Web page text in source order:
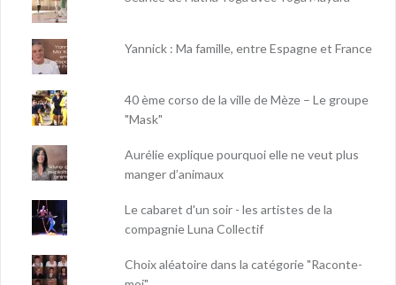
Yannick : Ma famille, entre Espagne et France
40 ème corso de la ville de Mèze – Le groupe
"Mask"
Aurélie explique pourquoi elle ne veut plus
manger d’animaux
Le cabaret d'un soir - les artistes de la
compagnie Luna Collectif
Choix aléatoire dans la catégorie "Raconte-